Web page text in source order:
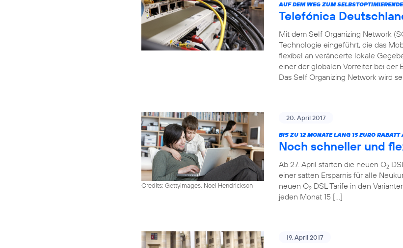
AUF DEM WEG ZUM
Telefónica
Mit dem Self Organizing Network
Technologie eingeführt, die das
flexibel an veränderte lokale
einer der globalen Vorreiter bei der
Das Self Organizing Network wird
Credits: Gettyimages, Noel Hendrickson
20. April 2017
BIS ZU 12 MONATE LANG 15 EURO
Noch schneller und
Ab 27. April starten die neuen O2
einer satten Ersparnis für alle
neuen O2 DSL Tarife in den
jeden Monat 15 […]
19. April 2017